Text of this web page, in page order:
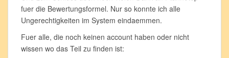
fuer die Bewertungsformel. Nur so konnte ich alle
Ungerechtigkeiten im System eindaemmen.
Fuer alle, die noch keinen account haben oder nicht
wissen wo das Teil zu finden ist: